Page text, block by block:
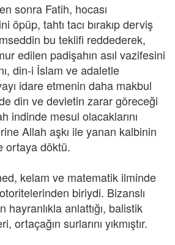
sonra Fatih, hocası
öpüp, tahtı tacı bırakıp derviş
bu teklifi reddederek,
edilen padişahın asıl vazifesini
din-i İslam ve adaletle
idare etmenin daha makbul
din ve devletin zarar göreceği
indinde mesul olacaklarını
Allah aşkı ile yanan kalbinin
ortaya döktü.
kelam ve matematik ilminde
biriydi. Bizanslı
hayranlıkla anlattığı, balistik
ortaçağın surlarını yıkmıştır.